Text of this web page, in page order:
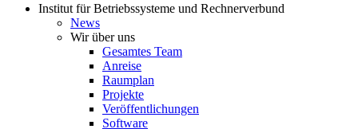
Institut für Betriebssysteme und Rechnerverbund
News
Wir über uns
Gesamtes Team
Anreise
Raumplan
Projekte
Veröffentlichungen
Software